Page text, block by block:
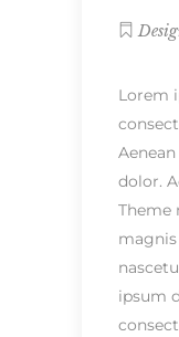
Lorem
dolor.
Theme
ipsum